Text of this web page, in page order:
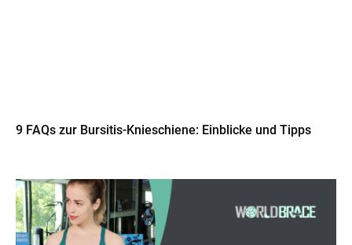
9 FAQs zur Bursitis-Knieschiene: Einblicke und Tipps